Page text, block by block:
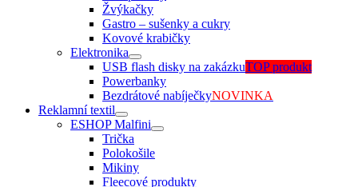
Žvýkačky
Gastro – sušenky a cukry
Kovové krabičky
Elektronika
USB flash disky na zakázkuTOP produkt
Powerbanky
Bezdrátové nabíječkyNOVINKA
Reklamní textil
ESHOP Malfini
Trička
Polokošile
Mikiny
Fleecové produkty